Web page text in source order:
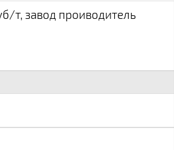
т, завод проиводитель